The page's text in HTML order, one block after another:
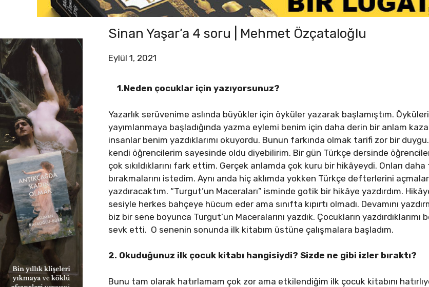
Sinan Yaşar’a 4 soru | Mehmet Özçataloğlu
Eylül 1, 2021
1.Neden çocuklar için yazıyorsunuz?
Yazarlık serüvenime aslında büyükler için öyküler yazarak başlamıştım.
yayımlanmaya başladığında yazma eylemi benim için daha derin bir anlam
insanlar benim yazdıklarımı okuyordu. Bunun farkında olmak tarifi zor bir
kendi öğrencilerim sayesinde oldu diyebilirim. Bir gün Türkçe dersinde
çok sıkıldıklarını fark ettim. Gerçek anlamda çok kuru bir hikâyeydi. Onları
bırakmalarını istedim. Aynı anda hiç aklımda yokken Türkçe defterlerini
yazdıracaktım. “Turgut’un Maceraları” isminde gotik bir hikâye yazdırdım.
sesiyle herkes bahçeye hücum eder ama sınıfta kıpırtı olmadı. Devamını
biz bir sene boyunca Turgut’un Maceralarını yazdık. Çocukların
sevk etti. O senenin sonunda ilk kitabım üstüne çalışmalara başladım.
2. Okuduğunuz ilk çocuk kitabı hangisiydi? Sizde ne gibi izler bıraktı?
Bunu tam olarak hatırlamam çok zor ama etkilendiğim ilk çocuk kitabını